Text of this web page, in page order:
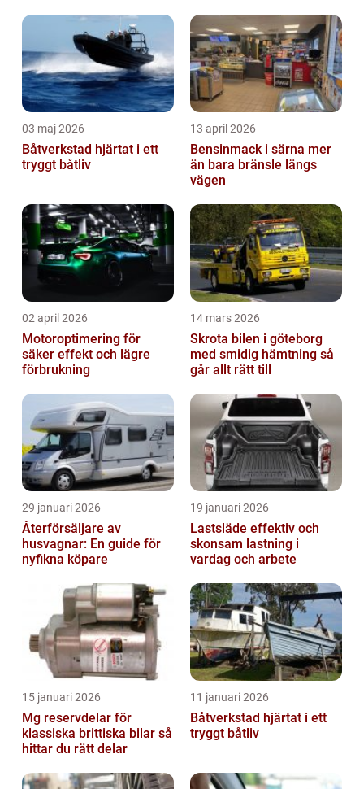
03 maj 2026
Båtverkstad hjärtat i ett
tryggt båtliv
13 april 2026
Bensinmack i särna mer
än bara bränsle längs
vägen
02 april 2026
Motoroptimering för
säker effekt och lägre
förbrukning
14 mars 2026
Skrota bilen i göteborg
med smidig hämtning så
går allt rätt till
29 januari 2026
Återförsäljare av
husvagnar: En guide för
nyfikna köpare
19 januari 2026
Lastsläde effektiv och
skonsam lastning i
vardag och arbete
15 januari 2026
Mg reservdelar för
klassiska brittiska bilar så
hittar du rätt delar
11 januari 2026
Båtverkstad hjärtat i ett
tryggt båtliv